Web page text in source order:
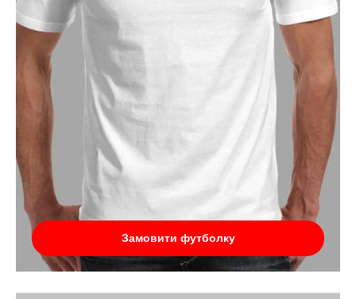
Замовити футболку